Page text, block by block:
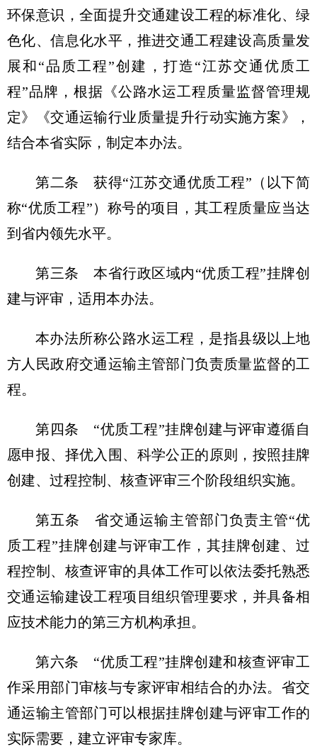
环保意识，全面提升交通建设工程的标准化、绿
色化、信息化水平，推进交通工程建设高质量发
展和“品质工程”创建，打造“江苏交通优质工
程”品牌，根据《公路水运工程质量监督管理规
定》《交通运输行业质量提升行动实施方案》，
结合本省实际，制定本办法。
第二条 获得“江苏交通优质工程”（以下简
称“优质工程”）称号的项目，其工程质量应当达
到省内领先水平。
第三条 本省行政区域内“优质工程”挂牌创
建与评审，适用本办法。
本办法所称公路水运工程，是指县级以上地
方人民政府交通运输主管部门负责质量监督的工
程。
第四条 “优质工程”挂牌创建与评审遵循自
愿申报、择优入围、科学公正的原则，按照挂牌
创建、过程控制、核查评审三个阶段组织实施。
第五条 省交通运输主管部门负责主管“优
质工程”挂牌创建与评审工作，其挂牌创建、过
程控制、核查评审的具体工作可以依法委托熟悉
交通运输建设工程项目组织管理要求，并具备相
应技术能力的第三方机构承担。
第六条 “优质工程”挂牌创建和核查评审工
作采用部门审核与专家评审相结合的办法。省交
通运输主管部门可以根据挂牌创建与评审工作的
实际需要，建立评审专家库。